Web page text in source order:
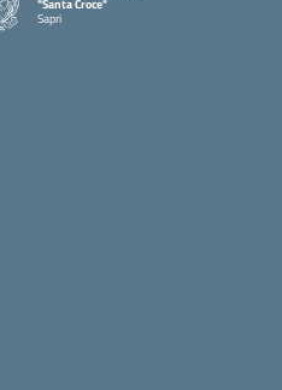
"Santa Croce"
Sapri
— Visita la pagina iniziale della scuola